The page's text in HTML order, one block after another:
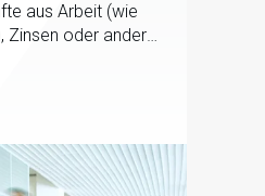
aus Arbeit (wie
Zinsen oder andere
werden